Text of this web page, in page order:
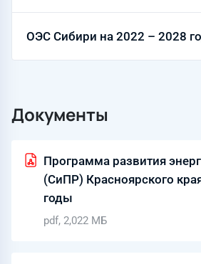
ОЭС Сибири на 2022 – 2028
Документы
Программа развития
(СиПР) Красноярского
годы
pdf, 2,022 МБ